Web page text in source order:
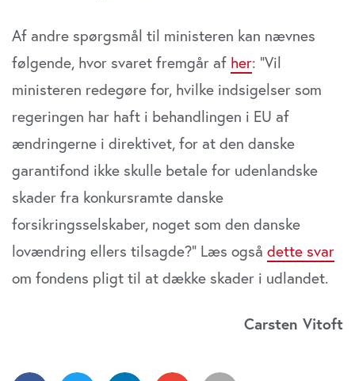
Af andre spørgsmål til ministeren kan nævnes
følgende, hvor svaret fremgår af her: ”Vil
ministeren redegøre for, hvilke indsigelser som
regeringen har haft i behandlingen i EU af
ændringerne i direktivet, for at den danske
garantifond ikke skulle betale for udenlandske
skader fra konkursramte danske
forsikringsselskaber, noget som den danske
lovændring ellers tilsagde?” Læs også dette svar
om fondens pligt til at dække skader i udlandet.
Carsten Vitoft